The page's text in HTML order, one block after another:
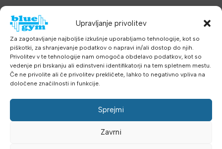
Upravljanje privolitev
Za zagotavljanje najboljše izkušnje uporabljamo tehnologije, kot so
piškotki, za shranjevanje podatkov o napravi in/ali dostop do njih.
Privolitev v te tehnologije nam omogoča obdelavo podatkov, kot so
vedenje pri brskanju ali edinstveni identifikatorji na tem spletnem mestu.
Če ne privolite ali če privolitev prekličete, lahko to negativno vpliva na
določene značilnosti in funkcije.
Sprejmi
Zavrni